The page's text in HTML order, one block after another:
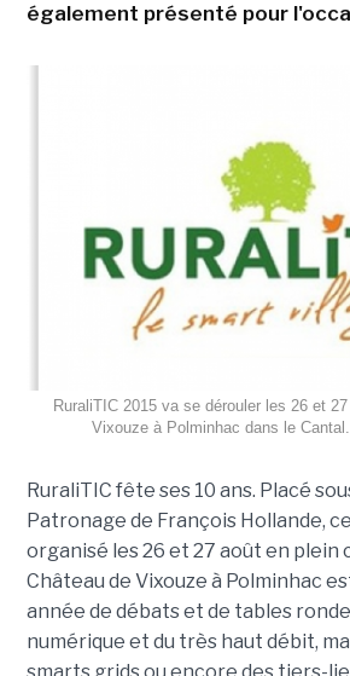
également présenté pour
RuraliTIC 2015 va se dérouler les 26 et
Vixouze à Polminhac dans le
RuraliTIC fête ses 10 ans. Placé
Patronage de François Hollande,
organisé les 26 et 27 août en plein
Château de Vixouze à Polminhac
année de débats et de tables
numérique et du très haut débit,